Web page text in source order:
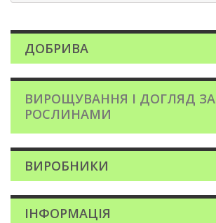
ДОБРИВА
ВИРОЩУВАННЯ І ДОГЛЯД ЗА
РОСЛИНАМИ
ВИРОБНИКИ
ІНФОРМАЦІЯ